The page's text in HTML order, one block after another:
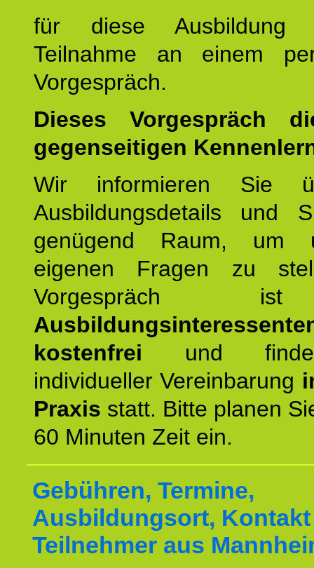
für diese
Teilnahme an einem
Vorgespräch.
Dieses Vorgespräch
gegenseitigen
Wir informieren Sie
Ausbildungsdetails und
genügend Raum, um
eigenen Fragen zu
kostenfrei und
individueller Vereinbarung
Praxis statt. Bitte planen
60 Minuten Zeit ein.
Gebühren, Termine,
Ausbildungsort,
Teilnehmer aus